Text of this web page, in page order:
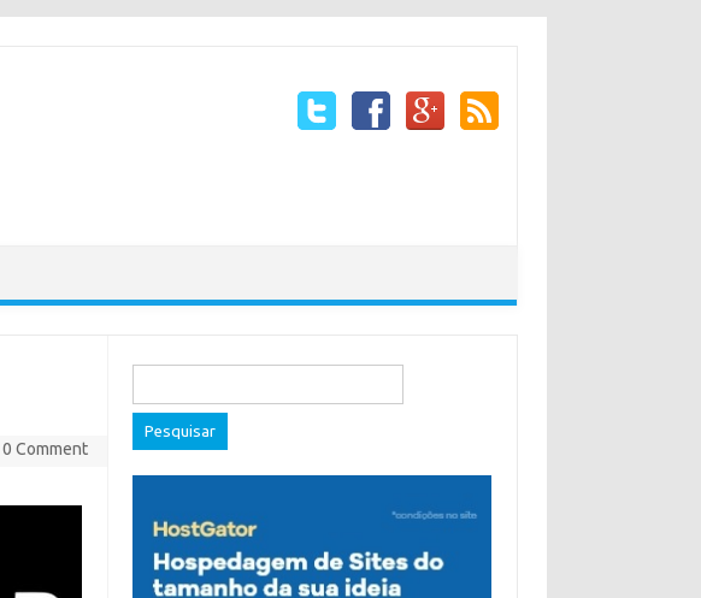
0 Comment
por: